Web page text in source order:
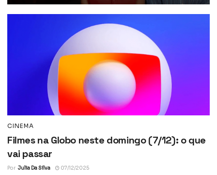
CINEMA
Filmes na Globo neste domingo (7/12): o que
vai passar
Por Julia Da Silva 07/12/2025